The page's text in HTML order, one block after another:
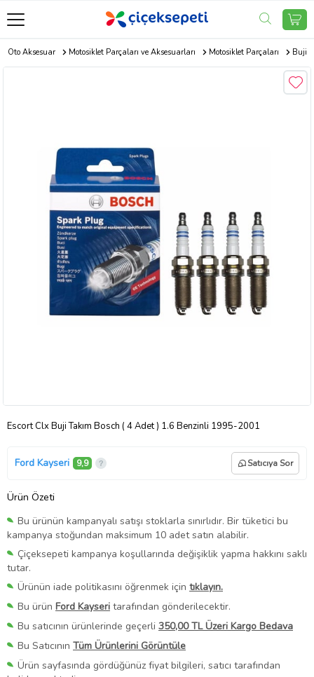
Oto Aksesuar Motosiklet Parçaları ve Aksesuarları Motosiklet Parçaları Buji
Escort Clx Buji Takım Bosch ( 4 Adet ) 1.6 Benzinli 1995-2001
Ford Kayseri 9,9 Satıcıya Sor
Ürün Özeti
Bu ürünün kampanyalı satışı stoklarla sınırlıdır. Bir tüketici bu
kampanya stoğundan maksimum 10 adet satın alabilir.
Çiçeksepeti kampanya koşullarında değişiklik yapma hakkını saklı
tutar.
Ürünün iade politikasını öğrenmek için tıklayın.
Bu ürün Ford Kayseri tarafından gönderilecektir.
Bu satıcının ürünlerinde geçerli 350,00 TL Üzeri Kargo Bedava
Bu Satıcının Tüm Ürünlerini Görüntüle
Ürün sayfasında gördüğünüz fiyat bilgileri, satıcı tarafından